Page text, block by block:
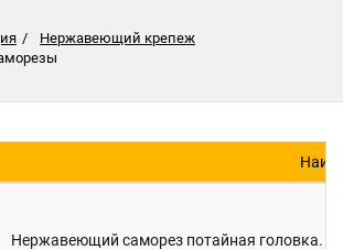
Нержавеющий крепеж
Нержавеющий саморез потайная головка.